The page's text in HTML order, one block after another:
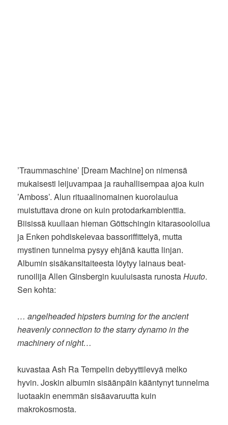
’Traummaschine’ [Dream Machine] on nimensä
mukaisesti leijuvampaa ja rauhallisempaa ajoa kuin
’Amboss’. Alun rituaalinomainen kuorolaulua
muistuttava drone on kuin protodarkambienttia.
Biisissä kuullaan hieman Göttschingin kitarasooloilua
ja Enken pohdiskelevaa bassoriffittelyä, mutta
mystinen tunnelma pysyy ehjänä kautta linjan.
Albumin sisäkansitaiteesta löytyy lainaus beat-
runoilija Allen Ginsbergin kuuluisasta runostaHuuto.
Sen kohta:
… angelheaded hipsters burning for the ancient
heavenly connection to the starry dynamo in the
machinery of night…
kuvastaa Ash Ra Tempelin debyyttilevyä melko
hyvin. Joskin albumin sisäänpäin kääntynyt tunnelma
luotaakin enemmän sisäavaruutta kuin
makrokosmosta.